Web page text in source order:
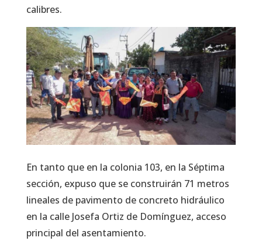
calibres.
En tanto que en la colonia 103, en la Séptima
sección, expuso que se construirán 71 metros
lineales de pavimento de concreto hidráulico
en la calle Josefa Ortiz de Domínguez, acceso
principal del asentamiento.